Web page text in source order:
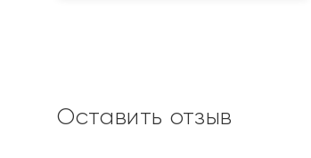
Оставить отзыв